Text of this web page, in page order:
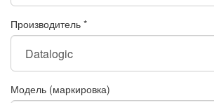
Производитель *
Модель (маркировка)